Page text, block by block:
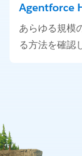
Agentforce
あらゆる規模
る方法を確認